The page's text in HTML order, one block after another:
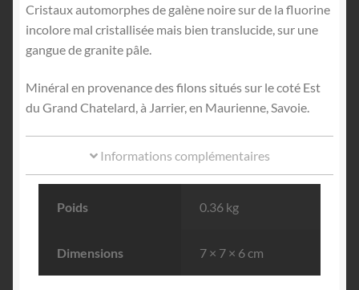
Cristaux automorphes de galène noire sur de la fluorine
incolore mal cristallisée mais bien translucide, sur une
gangue de granite pâle.
Minéral en provenance des filons situés sur le coté Est
du Grand Chatelard, à Jarrier, en Maurienne, Savoie.
Informations complémentaires
Poids 0.36 kg
Dimensions 7 × 7 × 6 cm